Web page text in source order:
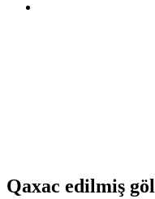
Qaxac edilmiş göl